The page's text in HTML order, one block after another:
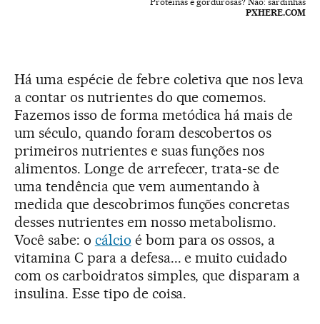
PXHERE.COM
Há uma espécie de febre coletiva que nos leva
a contar os nutrientes do que comemos.
Fazemos isso de forma metódica há mais de
um século, quando foram descobertos os
primeiros nutrientes e suas funções nos
alimentos. Longe de arrefecer, trata-se de
uma tendência que vem aumentando à
medida que descobrimos funções concretas
desses nutrientes em nosso metabolismo.
Você sabe: o cálcio é bom para os ossos, a
vitamina C para a defesa... e muito cuidado
com os carboidratos simples, que disparam a
insulina. Esse tipo de coisa.